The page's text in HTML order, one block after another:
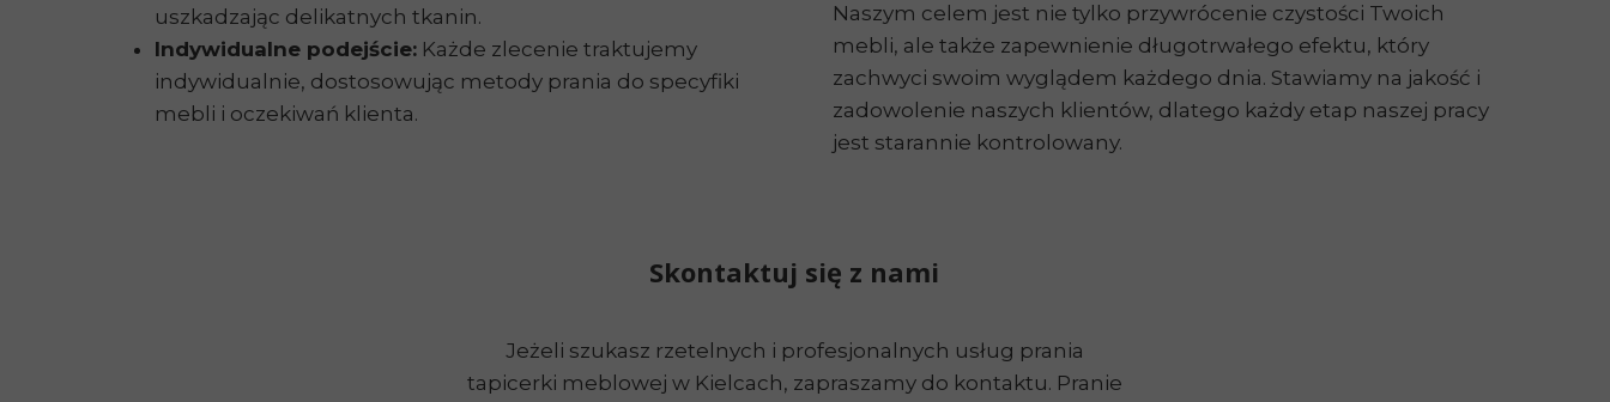
Skontaktuj się z nami
uszkadzając delikatnych tkanin.
Indywidualne podejście: Każde zlecenie traktujemy
indywidualnie, dostosowując metody prania do specyfiki
mebli i oczekiwań klienta.
Naszym celem jest nie tylko przywrócenie czystości Twoich
mebli, ale także zapewnienie długotrwałego efektu, który
zachwyci swoim wyglądem każdego dnia. Stawiamy na jakość i
zadowolenie naszych klientów, dlatego każdy etap naszej pracy
jest starannie kontrolowany.
Jeżeli szukasz rzetelnych i profesjonalnych usług prania
tapicerki meblowej w Kielcach, zapraszamy do kontaktu. Pranie